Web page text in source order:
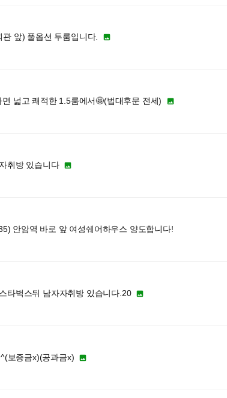
관 앞) 풀옵션 투룸입니다. 
면 넓고 쾌적한 1.5룸에서🤩(법대후문 전세) 
취방 있습니다 
안암역 바로 앞 여성쉐어하우스 양도합니다!
타벅스뒤 남자자취방 있습니다.20 
보증금x)(공과금x) 